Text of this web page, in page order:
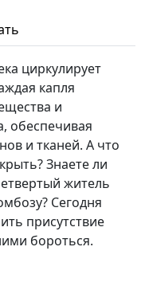
циркулирует
капля
и
обеспечивая
и тканей. А что
Знаете ли
житель
Сегодня
присутствие
бороться.
Качалаба,
#212
Качалаба,
Качалаба,
#210
Качалаба,
Качалаба,